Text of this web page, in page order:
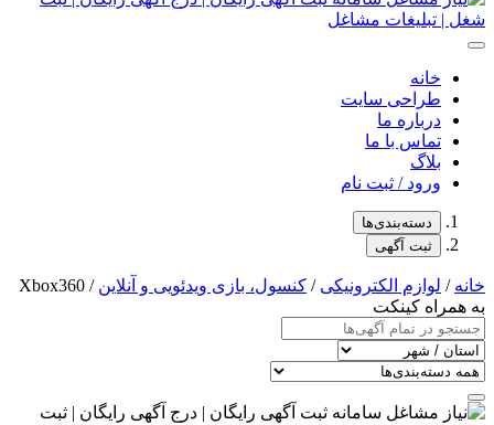
خانه
طراحی سایت
درباره ما
تماس با ما
بلاگ
ورود / ثبت نام
دسته‌بندی‌ها
ثبت آگهی
خانه/ لوازم الکترونیکی / کنسول، بازی‌ ویدئویی و آنلاین
/ Xbox360
به همراه کینکت